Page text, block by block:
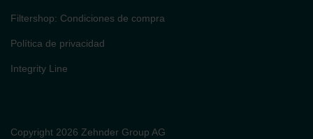
Copyright 2026 Zehnder Group AG
Filtershop: Condiciones de compra
Política de privacidad
Integrity Line